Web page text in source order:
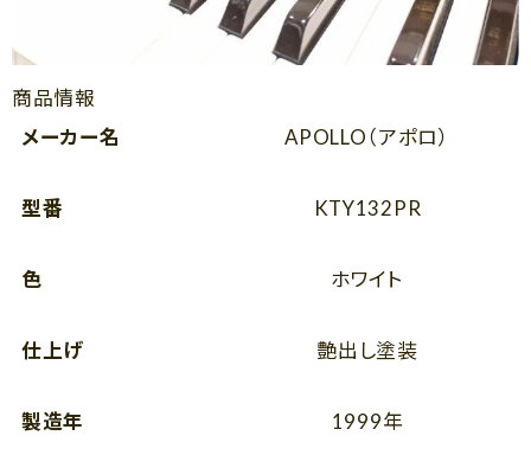
商品情報
メーカー名
APOLLO（アポロ）
型番 KTY132PR
色 ホワイト
仕上げ 艶出し塗装
製造年 1999年